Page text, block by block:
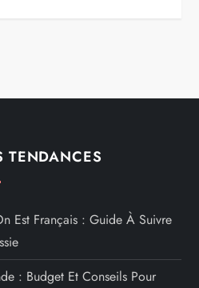
TENDANCES
Est Français : Guide À Suivre
: Budget Et Conseils Pour